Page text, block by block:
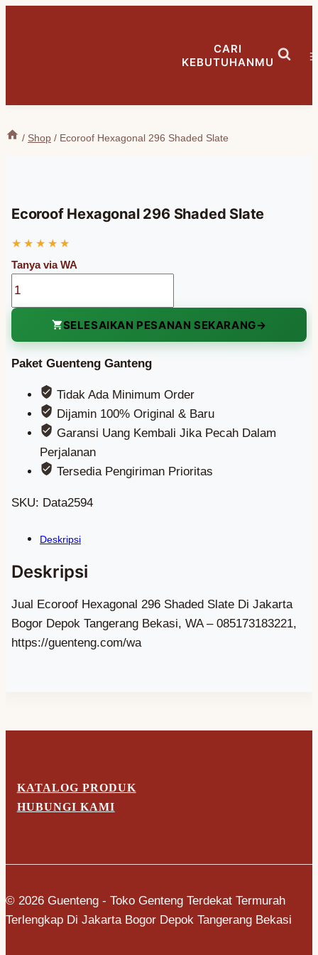
CARI
KEBUTUHANMU
/ Shop / Ecoroof Hexagonal 296 Shaded Slate
Ecoroof Hexagonal 296 Shaded Slate
Ecoroof
Shaded
Slate
SELESAIKAN PESANAN SEKARANG
Paket Guenteng Ganteng
Tidak Ada Minimum Order
Dijamin 100% Original & Baru
Garansi Uang Kembali Jika Pecah Dalam
Perjalanan
Tersedia Pengiriman Prioritas
SKU: Data2594
Jual Ecoroof Hexagonal 296 Shaded Slate Di Jakarta
Bogor Depok Tangerang Bekasi, WA – 085173183221,
https://guenteng.com/wa
KATALOG PRODUK
HUBUNGI KAMI
© 2026 Guenteng - Toko Genteng Terdekat Termurah
Terlengkap Di Jakarta Bogor Depok Tangerang Bekasi